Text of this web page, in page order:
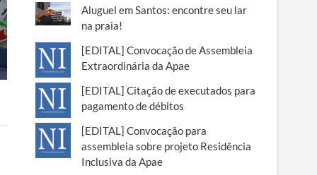
Aluguel em Santos: encontre seu lar
na praia!
[EDITAL] Convocação de Assembleia
Extraordinária da Apae
[EDITAL] Citação de executados para
pagamento de débitos
[EDITAL] Convocação para
assembleia sobre projeto Residência
Inclusiva da Apae